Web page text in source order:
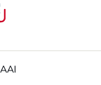
tab